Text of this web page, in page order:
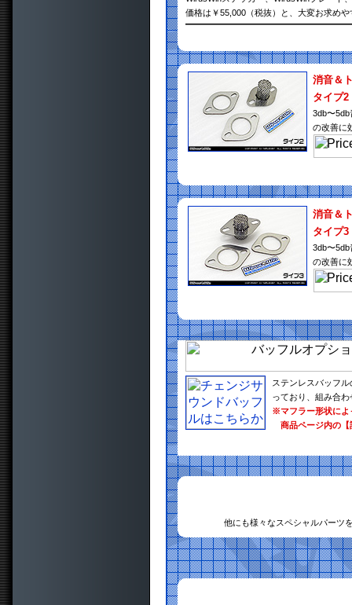
価格は￥55,000（税抜）と、大変お求め
消音＆
タイプ2
3db〜
の改善に
消音＆
タイプ3
3db〜
の改善に
ステンレスバッフ
っており、組み合
※マフラー形状によ
商品ページ内の【
他にも様々なスペシャルパーツ